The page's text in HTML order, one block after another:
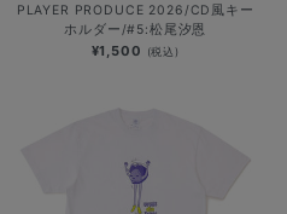
PLAYER PRODUCE 2026/CD風キー
ホルダー/#5:松尾汐恩
¥1,500 (税込)